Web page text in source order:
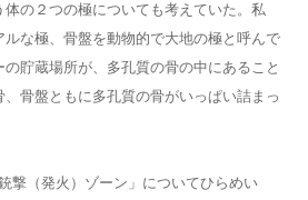
の２つの極についても考えていた。私
な極、骨盤を動物的で大地の極と呼んで
貯蔵場所が、多孔質の骨の中にあること
骨盤ともに多孔質の骨がいっぱい詰まっ
撃（発火）ゾーン」についてひらめい